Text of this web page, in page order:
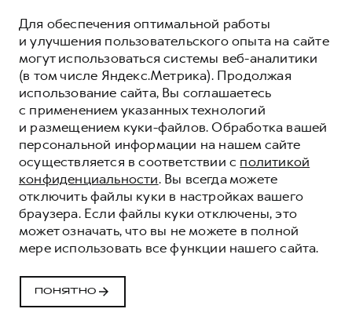
3.11.
рекламных
сообщений и
материалов в том
числе, но не
ограничиваясь, о
продукции и
услугах,
презентаций, о
новостях брендов
HAVAL, GWM,
посредством e-mail
рассылки:
иные:
Получение
предложения на
Для обеспечения оптимальной работы
и улучшения пользовательского опыта на сайте
могут использоваться системы веб-аналитики
(в том числе Яндекс.Метрика). Продолжая
использование сайта, Вы соглашаетесь
с применением указанных технологий
и размещением куки-файлов. Обработка вашей
персональной информации на нашем сайте
осуществляется в соответствии с политикой
конфиденциальности. Вы всегда можете
отключить файлы куки в настройках вашего
браузера. Если файлы куки отключены, это
может означать, что вы не можете в полной
мере использовать все функции нашего сайта.
ПОНЯТНО